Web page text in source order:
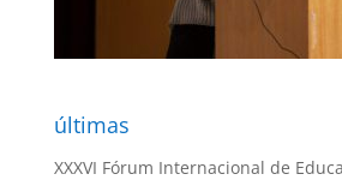
últimas
XXXVI Fórum Internacional de